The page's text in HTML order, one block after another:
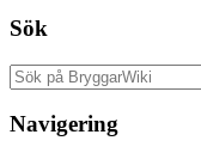
Sök
Navigering